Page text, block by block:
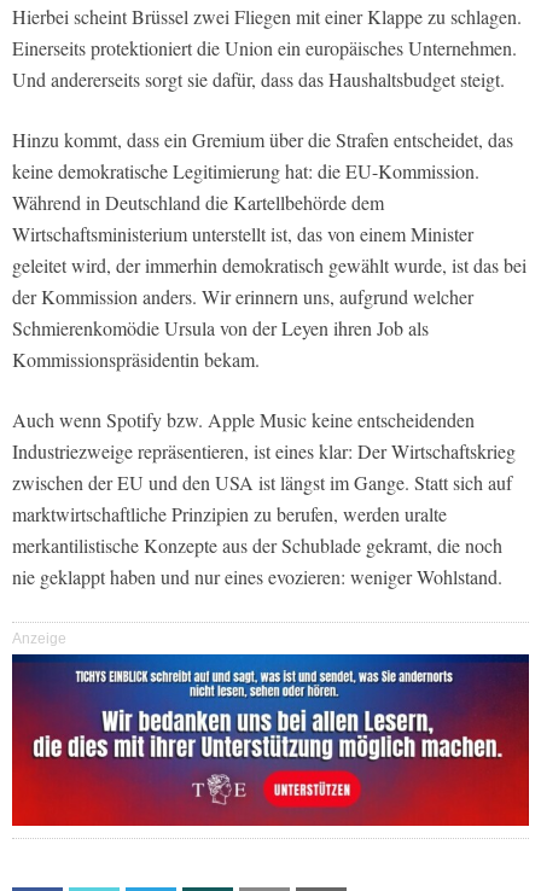
Hierbei scheint Brüssel zwei Fliegen mit einer Klappe zu schlagen.
Einerseits protektioniert die Union ein europäisches Unternehmen.
Und andererseits sorgt sie dafür, dass das Haushaltsbudget steigt.
Hinzu kommt, dass ein Gremium über die Strafen entscheidet, das
keine demokratische Legitimierung hat: die EU-Kommission.
Während in Deutschland die Kartellbehörde dem
Wirtschaftsministerium unterstellt ist, das von einem Minister
geleitet wird, der immerhin demokratisch gewählt wurde, ist das bei
der Kommission anders. Wir erinnern uns, aufgrund welcher
Schmierenkomödie Ursula von der Leyen ihren Job als
Kommissionspräsidentin bekam.
Auch wenn Spotify bzw. Apple Music keine entscheidenden
Industriezweige repräsentieren, ist eines klar: Der Wirtschaftskrieg
zwischen der EU und den USA ist längst im Gange. Statt sich auf
marktwirtschaftliche Prinzipien zu berufen, werden uralte
merkantilistische Konzepte aus der Schublade gekramt, die noch
nie geklappt haben und nur eines evozieren: weniger Wohlstand.
Anzeige